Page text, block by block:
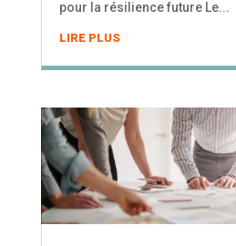
pour la résilience future Le...
LIRE PLUS